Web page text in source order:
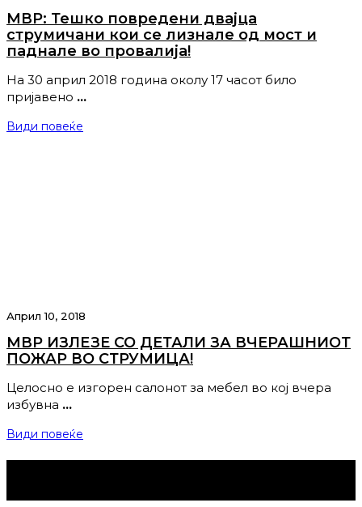
МВР: Тешко повредени двајца
струмичани кои се лизнале од мост и
паднале во провалија!
На 30 април 2018 година околу 17 часот било
пријавено …
Види повеќе
Април 10, 2018
МВР ИЗЛЕЗЕ СО ДЕТАЛИ ЗА ВЧЕРАШНИОТ
ПОЖАР ВО СТРУМИЦА!
Целосно е изгорен салонот за мебел во кој вчера
избувна …
Види повеќе